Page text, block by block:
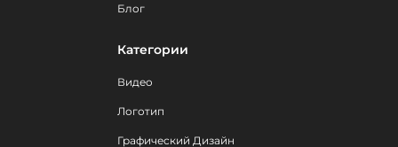
Блог
Категории
Видео
Логотип
Графический Дизайн